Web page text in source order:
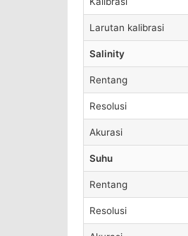
Larutan kalibrasi
Salinity
Rentang
Resolusi
Akurasi
Suhu
Rentang
Resolusi